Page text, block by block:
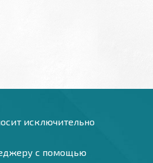
исключительно
с помощью